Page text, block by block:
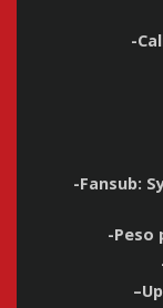
-
-Fansub:
-Peso
–